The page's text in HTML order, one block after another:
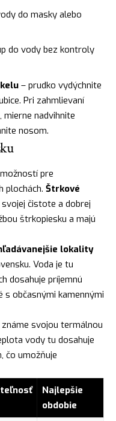
do masky alebo
do vody bez kontroly
– prudko vydýchnite
Pri zahmlievaní
mierne nadvihnite
nosom.
pre
plochách. Štrkové
čistote a dobrej
štrkopiesku a majú
lokality
Voda je tu
dosahuje príjemnú
s občasnými kamennými
známe svojou termálnou
vody tu dosahuje
čo umožňuje
Najlepšie
obdobie